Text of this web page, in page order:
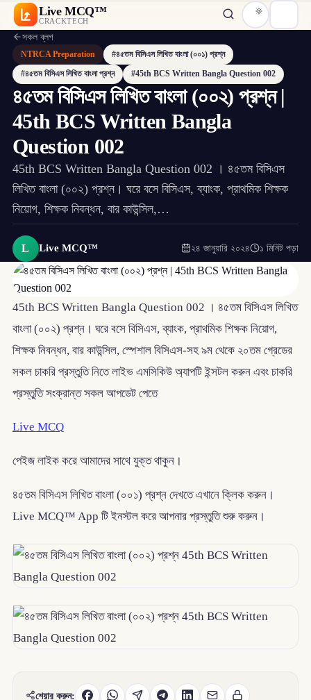
Live MCQ™
CRACKTECH
সকল ব্লগ
NTRCA Preparation #৪৫তম বিসিএস লিখিত বাংলা (০০১) প্রশ্ন
#৪৫তম বিসিএস লিখিত বাংলা প্রশ্ন #45th BCS Written Bangla Question 002
৪৫তম বিসিএস লিখিত বাংলা (০০২) প্রশ্ন |
45th BCS Written Bangla
Question 002
45th BCS Written Bangla Question 002 । ৪৫তম বিসিএস
লিখিত বাংলা (০০২) প্রশ্ন। ঘরে বসে বিসিএস, ব্যাংক, প্রাথমিক শিক্ষক
নিয়োগ, শিক্ষক নিবন্ধন, বার কাউন্সিল,…
L Live MCQ™ ২৪ জানুয়ারি ২০২৪ ১ মিনিট পড়া
45th BCS Written Bangla Question 002 । ৪৫তম বিসিএস লিখিত
বাংলা (০০২) প্রশ্ন। ঘরে বসে বিসিএস, ব্যাংক, প্রাথমিক শিক্ষক নিয়োগ,
শিক্ষক নিবন্ধন, বার কাউন্সিল, স্পেশাল বিসিএস-সহ ৯ম থেকে ২০তম গ্রেডের
সকল চাকরি প্রস্তুতি নিতে লাইভ এমসিকিউ অ্যাপটি ইন্সটল করুন এবং চাকরি
প্রস্তুতি সংক্রান্ত সকল আপডেট পেতে
Live MCQ
পেইজ লাইক করে আমাদের সাথে যুক্ত থাকুন।
৪৫তম বিসিএস লিখিত বাংলা (০০১) প্রশ্ন দেখতে এখানে ক্লিক করুন।
Live MCQ™ App টি ইনস্টল করে আপনার প্রস্তুতি শুরু করুন।
শেয়ার করুন: